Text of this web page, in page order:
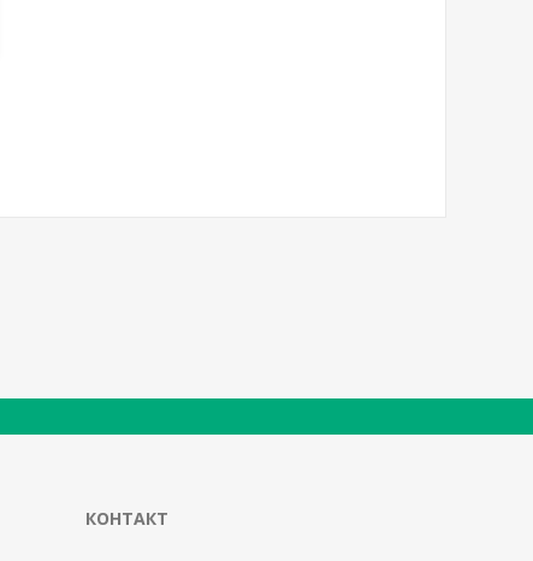
КОНТАКТ